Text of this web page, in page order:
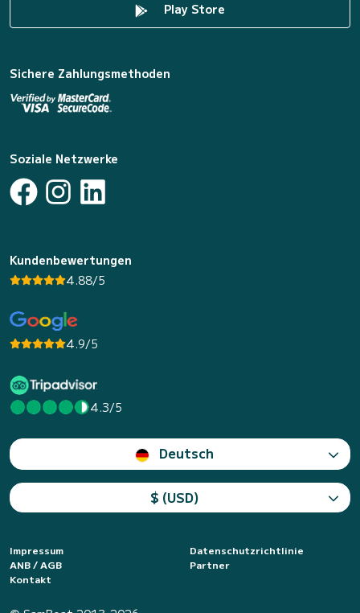
Play Store
Sichere Zahlungsmethoden
Soziale Netzwerke
Kundenbewertungen
4.88/5
4.9/5
4.3/5
Deutsch
$ (USD)
Impressum
Datenschutzrichtlinie
ANB / AGB
Partner
Kontakt